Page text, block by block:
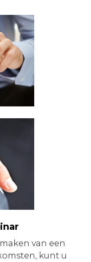
van een
kunt u